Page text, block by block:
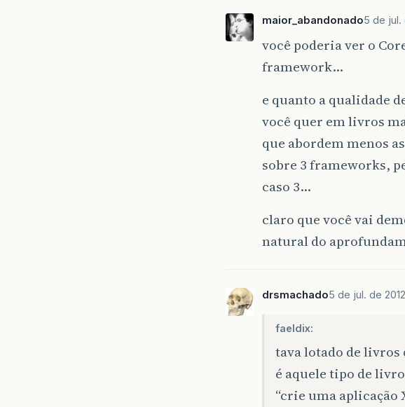
maior_abandonado5 de jul.
você poderia ver o
framework…
e quanto a qualidade
você quer em livros
que abordem menos
sobre 3 frameworks,
caso 3…
claro que você vai
natural do
drsmachado5 de jul. de 2012
faeldix:
tava lotado de livros
é aquele tipo de
“crie uma aplicação